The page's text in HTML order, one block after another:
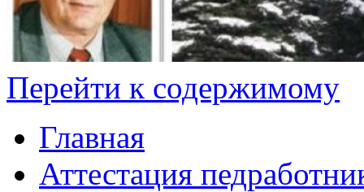
Перейти к содержимому
Главная
Аттестация